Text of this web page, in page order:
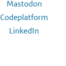
Mastodon
Codeplatform
LinkedIn